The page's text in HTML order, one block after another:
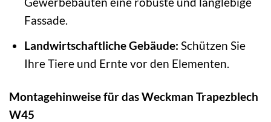
Fassade.
Landwirtschaftliche Gebäude: Schützen Sie
Ihre Tiere und Ernte vor den Elementen.
Montagehinweise für das Weckman Trapezblech
W45